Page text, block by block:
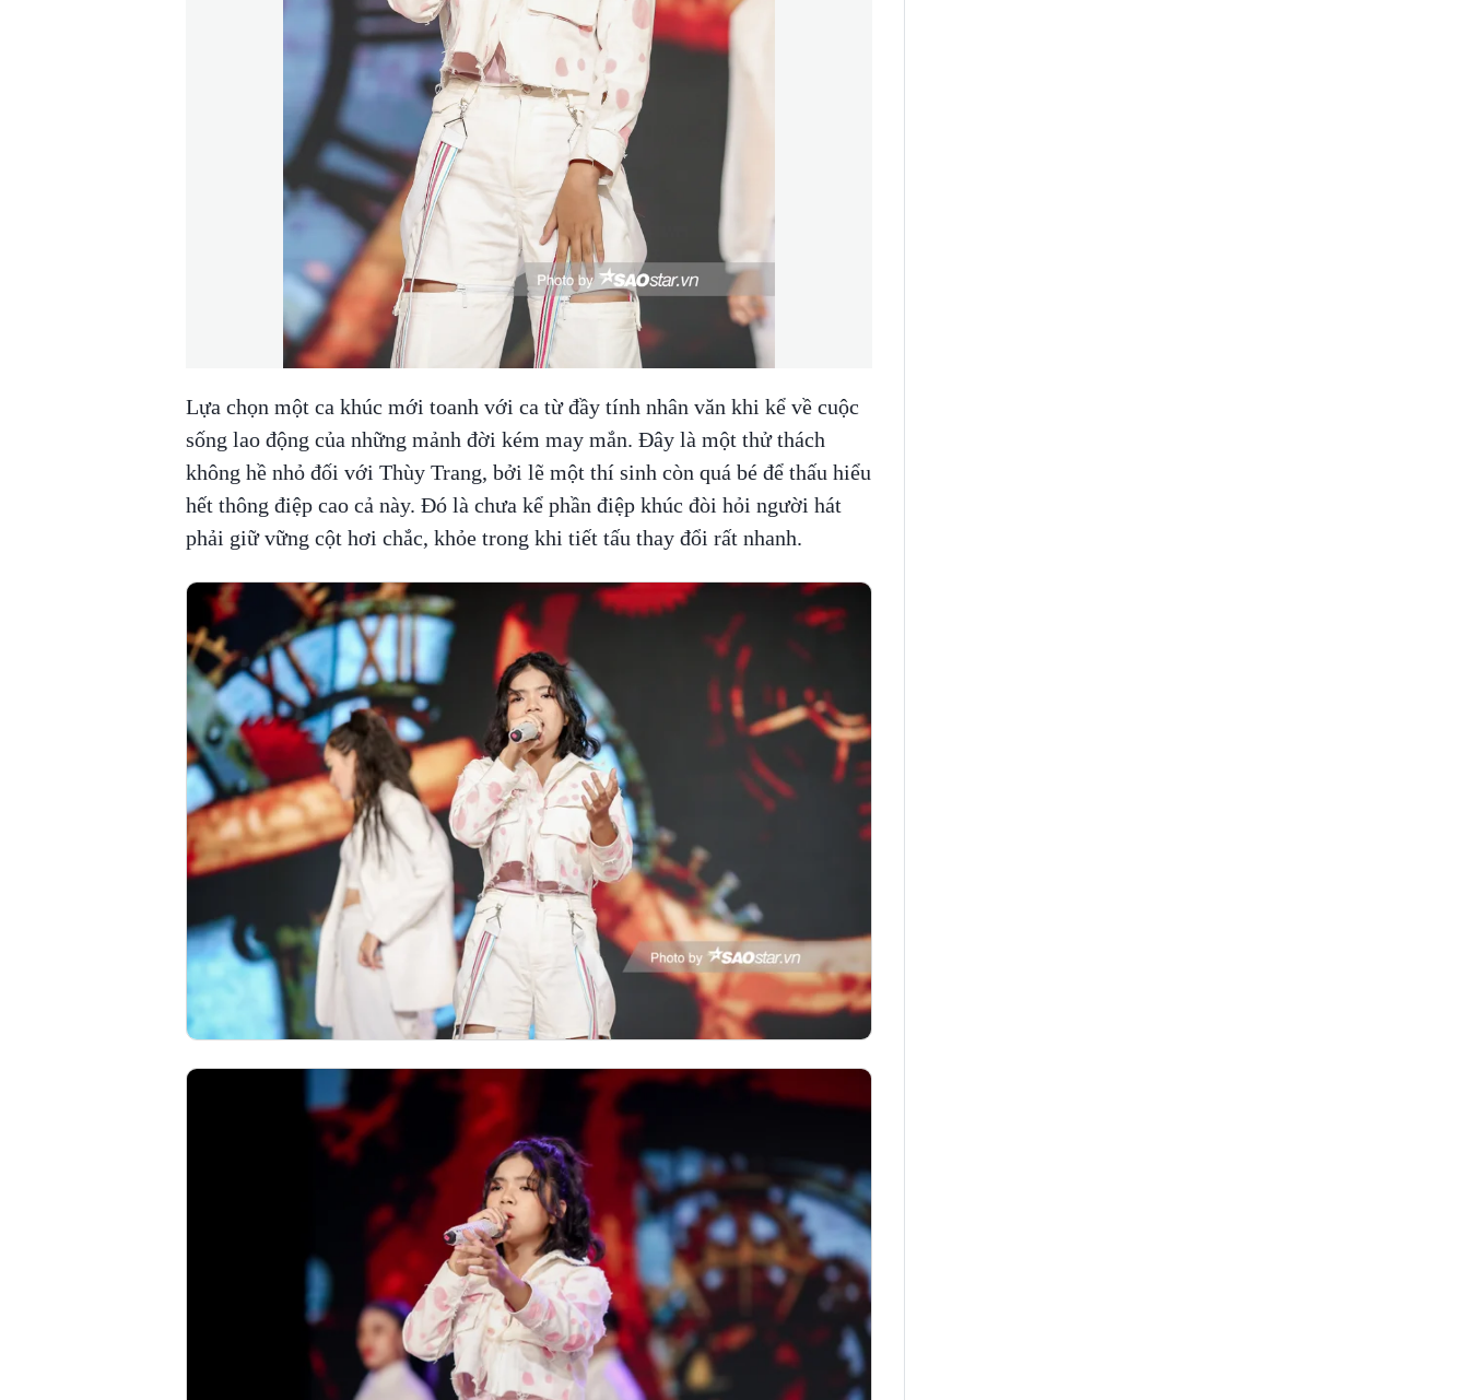
Lựa chọn một ca khúc mới toanh với ca từ đầy tính nhân văn khi kể về cuộc
sống lao động của những mảnh đời kém may mắn. Đây là một thử thách
không hề nhỏ đối với Thùy Trang, bởi lẽ một thí sinh còn quá bé để thấu hiểu
hết thông điệp cao cả này. Đó là chưa kể phần điệp khúc đòi hỏi người hát
phải giữ vững cột hơi chắc, khỏe trong khi tiết tấu thay đổi rất nhanh.